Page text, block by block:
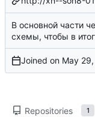
В основной части
схемы, чтобы в
Joined on
Repositories 1